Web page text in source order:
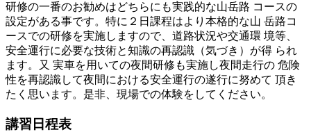
研修の一番のお勧めはどちらにも実践的な山岳路 コースの
設定がある事です。特に２日課程はより本格的な山 岳路コ
ースでの研修を実施しますので、道路状況や交通環 境等、
安全運行に必要な技術と知識の再認識（気づき）が得 られ
ます。又 実車を用いての夜間研修も実施し夜間走行の 危険
性を再認識して夜間における安全運行の遂行に努めて 頂き
たく思います。是非、現場での体験をしてください。
講習日程表